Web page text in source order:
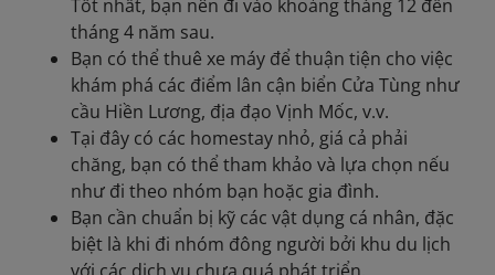
Tốt nhất, bạn nên đi vào khoảng tháng 12 đến
tháng 4 năm sau.
Bạn có thể thuê xe máy để thuận tiện cho việc
khám phá các điểm lân cận biển Cửa Tùng như
cầu Hiền Lương, địa đạo Vịnh Mốc, v.v.
Tại đây có các homestay nhỏ, giá cả phải
chăng, bạn có thể tham khảo và lựa chọn nếu
như đi theo nhóm bạn hoặc gia đình.
Bạn cần chuẩn bị kỹ các vật dụng cá nhân, đặc
biệt là khi đi nhóm đông người bởi khu du lịch